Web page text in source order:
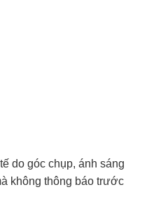
do góc chụp, ánh sáng
không thông báo trước